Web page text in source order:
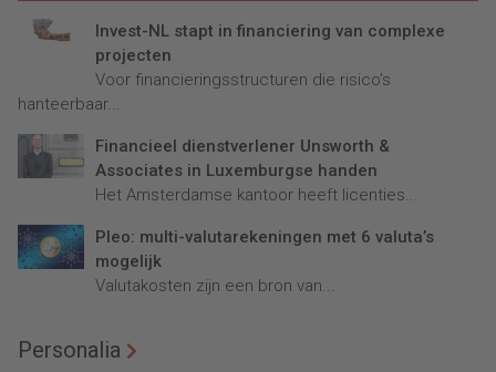
Invest-NL stapt in financiering van complexe
projecten
Voor financieringsstructuren die risico’s
hanteerbaar...
Financieel dienstverlener Unsworth &
Associates in Luxemburgse handen
Het Amsterdamse kantoor heeft licenties...
Pleo: multi-valutarekeningen met 6 valuta’s
mogelijk
Valutakosten zijn een bron van...
Personalia